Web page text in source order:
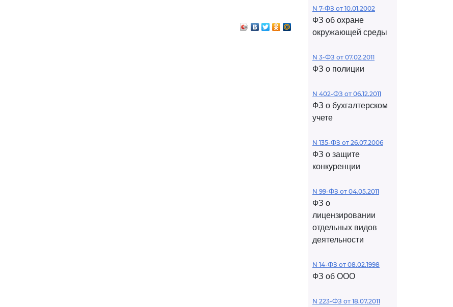
N 7-ФЗ от 10.01.2002
ФЗ об охране
окружающей среды
N 3-ФЗ от 07.02.2011
ФЗ о полиции
N 402-ФЗ от 06.12.2011
ФЗ о бухгалтерском
учете
N 135-ФЗ от 26.07.2006
ФЗ о защите
конкуренции
N 99-ФЗ от 04.05.2011
ФЗ о
лицензировании
отдельных видов
деятельности
N 14-ФЗ от 08.02.1998
ФЗ об ООО
N 223-ФЗ от 18.07.2011